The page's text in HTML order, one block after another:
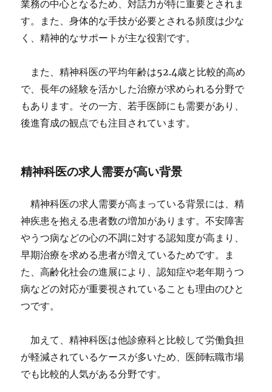
業務の中心となるため、対話力が特に重要とされま
す。また、身体的な手技が必要とされる頻度は少な
く、精神的なサポートが主な役割です。
また、精神科医の平均年齢は52.4歳と比較的高め
で、長年の経験を活かした治療が求められる分野で
もあります。その一方、若手医師にも需要があり、
後進育成の観点でも注目されています。
精神科医の求人需要が高い背景
精神科医の求人需要が高まっている背景には、精
神疾患を抱える患者数の増加があります。不安障害
やうつ病などの心の不調に対する認知度が高まり、
早期治療を求める患者が増えているためです。ま
た、高齢化社会の進展により、認知症や老年期うつ
病などの対応が重要視されていることも理由のひと
つです。
加えて、精神科医は他診療科と比較して労働負担
が軽減されているケースが多いため、医師転職市場
でも比較的人気がある分野です。